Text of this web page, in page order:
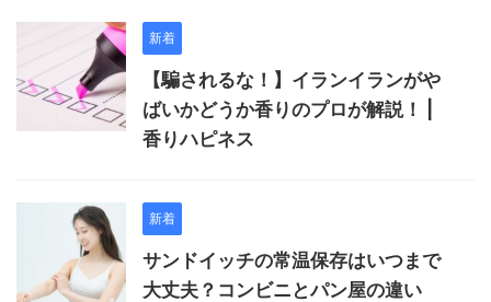
新着
【騙されるな！】イランイランがや
ばいかどうか香りのプロが解説！ |
香りハピネス
新着
サンドイッチの常温保存はいつまで
大丈夫？コンビニとパン屋の違い